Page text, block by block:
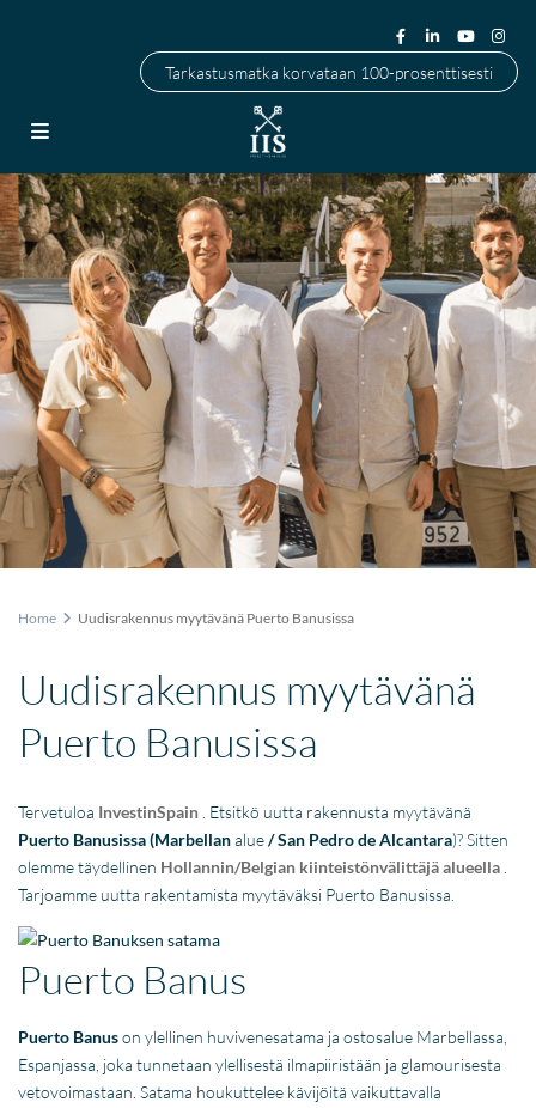
Tarkastusmatka korvataan 100-prosenttisesti
Home Uudisrakennus myytävänä Puerto Banusissa
Uudisrakennus myytävänä
Puerto Banusissa
Tervetuloa InvestinSpain . Etsitkö uutta rakennusta myytävänä
Puerto Banusissa(Marbellanalue/ San Pedro de Alcantara)? Sitten
olemme täydellinen Hollannin/Belgian kiinteistönvälittäjä alueella
Tarjoamme uutta rakentamista myytäväksi Puerto Banusissa.
Puerto Banus
Puerto Banuson ylellinen huvivenesatama ja ostosalue Marbellassa,
Espanjassa, joka tunnetaan ylellisestä ilmapiiristään ja glamourisesta
vetovoimastaan. Satama houkuttelee kävijöitä vaikuttavalla